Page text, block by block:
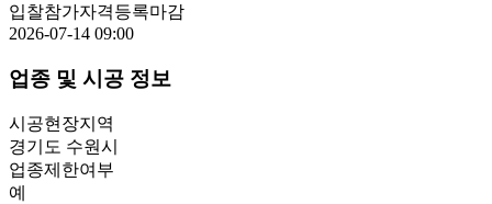
입찰참가자격등록마감
2026-07-14 09:00
업종 및 시공 정보
시공현장지역
경기도 수원시
업종제한여부
예